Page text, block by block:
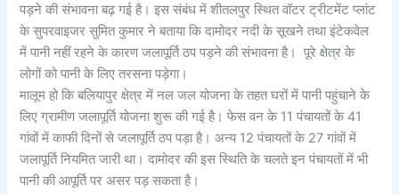
पड़ने की संभावना बढ़ गई है। इस संबंध में शीतलपुर स्थित वॉटर ट्रीटमेंट प्लांट
के सुपरवाइजर सुमित कुमार ने बताया कि दामोदर नदी के सूखने तथा इंटेकवेल
में पानी नहीं रहने के कारण जलापूर्ति ठप पड़ने की संभावना है। पूरे क्षेत्र के
लोगों को पानी के लिए तरसना पड़ेगा।
मालूम हो कि बलियापुर क्षेत्र में नल जल योजना के तहत घरों में पानी पहुंचाने के
लिए ग्रामीण जलापूर्ति योजना शुरू की गई है। फेस वन के 11 पंचायतों के 41
गांवों में काफी दिनों से जलापूर्ति ठप पड़ा है। अन्य 12 पंचायतों के 27 गांवों में
जलापूर्ति नियमित जारी था। दामोदर की इस स्थिति के चलते इन पंचायतों में भी
पानी की आपूर्ति पर असर पड़ सकता है।